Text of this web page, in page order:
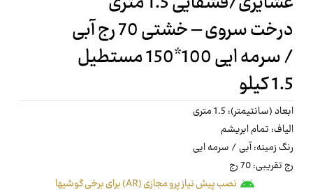
درخت سروی – خشتی 70 رج آبی
/ سرمه ایی 100*150 مستطیل
1.5 کیلو
ابعاد (سانتیمتر): 1.5 متری
الیاف: تمام ابریشم
رنگ زمینه: آبی / سرمه ایی
رج تقریبی: 70 رج
نصب پیش نیاز پرو مجازی (AR) برای برخی گوشیها